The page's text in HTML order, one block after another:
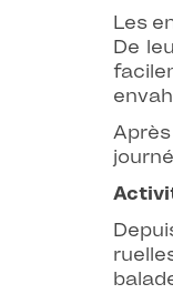
Les
De